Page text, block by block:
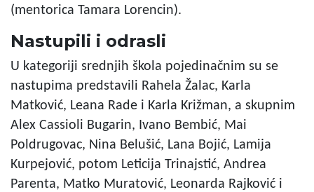
(mentorica Tamara Lorencin).
Nastupili i odrasli
U kategoriji srednjih škola pojedinačnim su se
nastupima predstavili Rahela Žalac, Karla
Matković, Leana Rade i Karla Križman, a skupnim
Alex Cassioli Bugarin, Ivano Bembić, Mai
Poldrugovac, Nina Belušić, Lana Bojić, Lamija
Kurpejović, potom Leticija Trinajstić, Andrea
Parenta, Matko Muratović, Leonarda Rajković i